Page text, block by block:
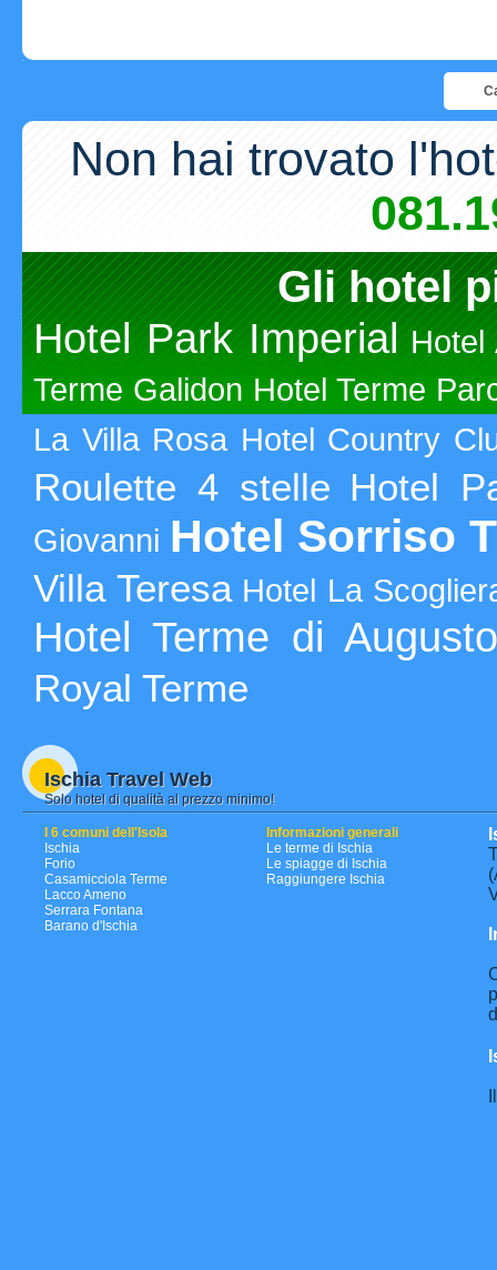
Non hai trovato
Gli hotel
Hotel Park Imperial Hotel
Terme Galidon Hotel Terme
La Villa Rosa Hotel Country
Roulette 4 stelle Hotel
Giovanni Hotel Sorriso
Villa Teresa Hotel La
Hotel Terme di
Royal Terme
Ischia Travel Web
Solo hotel di qualità al prezzo minimo!
I 6 comuni dell'Isola
Ischia
Forio
Casamicciola Terme
Lacco Ameno
Serrara Fontana
Barano d'Ischia
Informazioni generali
Le terme di Ischia
Le spiagge di Ischia
Raggiungere Ischia